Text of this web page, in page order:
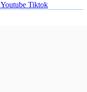
Youtube Tiktok